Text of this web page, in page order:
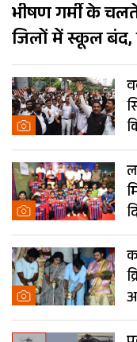
भीषण गर्मी के
जिलों में स्कूल बंद,
गर्म शहर